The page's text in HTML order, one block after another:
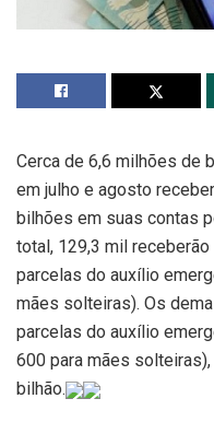
Cerca de 6,6 milhões de
em julho e agosto
bilhões em suas contas
total, 129,3 mil
parcelas do auxílio
mães solteiras). Os
parcelas do auxílio
600 para mães
bilhão.